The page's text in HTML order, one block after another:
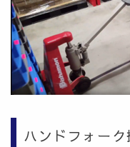
ハンドフォー